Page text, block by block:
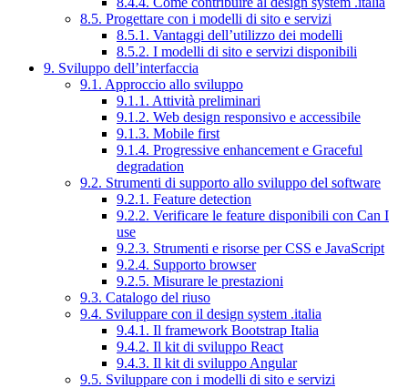
8.5. Progettare con i modelli di sito e servizi
8.5.1. Vantaggi dell’utilizzo dei modelli
8.5.2. I modelli di sito e servizi disponibili
9. Sviluppo dell’interfaccia
9.1. Approccio allo sviluppo
9.1.1. Attività preliminari
9.1.2. Web design responsivo e accessibile
9.1.3. Mobile first
9.1.4. Progressive enhancement e Graceful
degradation
9.2. Strumenti di supporto allo sviluppo del software
9.2.1. Feature detection
9.2.2. Verificare le feature disponibili con Can I
use
9.2.3. Strumenti e risorse per CSS e JavaScript
9.2.4. Supporto browser
9.2.5. Misurare le prestazioni
9.3. Catalogo del riuso
9.4. Sviluppare con il design system .italia
9.4.1. Il framework Bootstrap Italia
9.4.2. Il kit di sviluppo React
9.4.3. Il kit di sviluppo Angular
9.5. Sviluppare con i modelli di sito e servizi